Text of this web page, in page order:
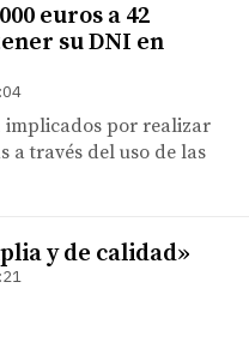
euros a 42
su DNI en
implicados por realizar
a través del uso de las
y de calidad»